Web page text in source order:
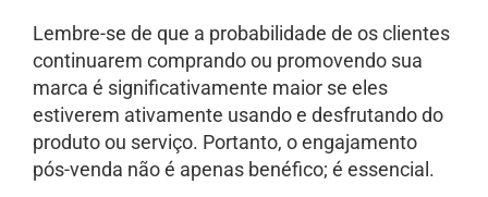
Lembre-se de que a probabilidade de os clientes
continuarem comprando ou promovendo sua
marca é significativamente maior se eles
estiverem ativamente usando e desfrutando do
produto ou serviço. Portanto, o engajamento
pós-venda não é apenas benéfico; é essencial.